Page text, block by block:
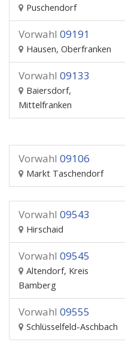
Puschendorf
Vorwahl 09191
Hausen, Oberfranken
Vorwahl 09133
Baiersdorf,
Mittelfranken
Vorwahl 09106
Markt Taschendorf
Vorwahl 09543
Hirschaid
Vorwahl 09545
Altendorf, Kreis
Bamberg
Vorwahl 09555
Schlüsselfeld-Aschbach